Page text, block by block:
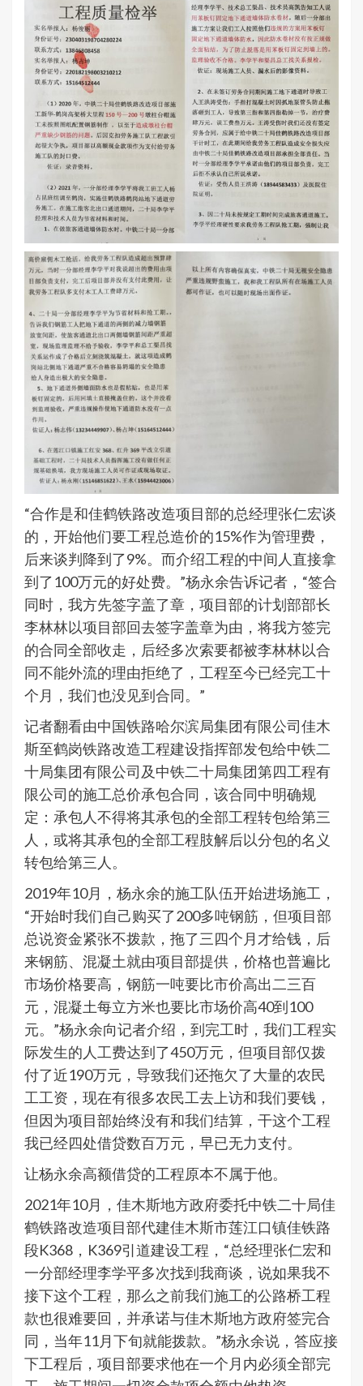
“合作是和佳鹤铁路改造项目部的总经理张仁宏谈
的，开始他们要工程总造价的15%作为管理费，
后来谈判降到了9%。而介绍工程的中间人直接拿
到了100万元的好处费。”杨永余告诉记者，“签合
同时，我方先签字盖了章，项目部的计划部部长
李林林以项目部回去签字盖章为由，将我方签完
的合同全部收走，后经多次索要都被李林林以合
同不能外流的理由拒绝了，工程至今已经完工十
个月，我们也没见到合同。”
记者翻看由中国铁路哈尔滨局集团有限公司佳木
斯至鹤岗铁路改造工程建设指挥部发包给中铁二
十局集团有限公司及中铁二十局集团第四工程有
限公司的施工总价承包合同，该合同中明确规
定：承包人不得将其承包的全部工程转包给第三
人，或将其承包的全部工程肢解后以分包的名义
转包给第三人。
2019年10月，杨永余的施工队伍开始进场施工，
“开始时我们自己购买了200多吨钢筋，但项目部
总说资金紧张不拨款，拖了三四个月才给钱，后
来钢筋、混凝土就由项目部提供，价格也普遍比
市场价格要高，钢筋一吨要比市价高出二三百
元，混凝土每立方米也要比市场价高40到100
元。”杨永余向记者介绍，到完工时，我们工程实
际发生的人工费达到了450万元，但项目部仅拨
付了近190万元，导致我们还拖欠了大量的农民
工工资，现在有很多农民工去上访和我们要钱，
但因为项目部始终没有和我们结算，干这个工程
我已经四处借贷数百万元，早已无力支付。
让杨永余高额借贷的工程原本不属于他。
2021年10月，佳木斯地方政府委托中铁二十局佳
鹤铁路改造项目部代建佳木斯市莲江口镇佳铁路
段K368，K369引道建设工程，“总经理张仁宏和
一分部经理李学平多次找到我商谈，说如果我不
接下这个工程，那么之前我们施工的公路桥工程
款也很难要回，并承诺与佳木斯地方政府签完合
同，当年11月下旬就能拨款。”杨永余说，答应接
下工程后，项目部要求他在一个月内必须全部完